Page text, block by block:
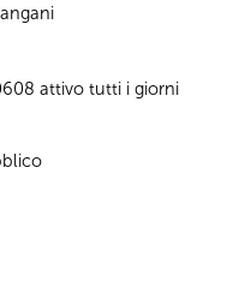
attivo tutti i giorni